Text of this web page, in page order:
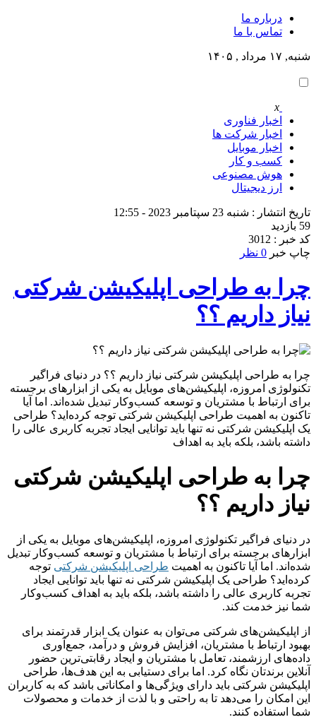
درباره ما
تماس با ما
شنبه, ۱۷ مرداد , ۱۴۰۵
x
اخبار فناوری
اخبار شرکت ها
اخبار موبایل
کسب و کار
هوش مصنوعی
ارز دیجیتال
تاریخ انتشار : شنبه 23 سپتامبر 2023 - 12:55
59 بازدید
کد خبر : 3012
چاپ خبر 0 نظر
چرا به طراحی اپلیکیشن‌ شرکتی
نیاز داریم ؟؟
چرا به طراحی اپلیکیشن‌ شرکتی نیاز داریم ؟؟ در دنیای فراگیر
تکنولوژی امروزه، اپلیکیشن‌های موبایل به یکی از ابزارهای برجسته
برای ارتباط با مشتریان و توسعه کسب‌وکار تبدیل شده‌اند. اما آیا
تاکنون به اهمیت طراحی اپلیکیشن شرکتی توجه کرده‌اید؟ طراحی
یک اپلیکیشن شرکتی نه تنها باید توانایی ایجاد تجربه کاربری عالی را
داشته باشد، بلکه باید به اهداف
چرا به طراحی اپلیکیشن‌ شرکتی
نیاز داریم ؟؟
در دنیای فراگیر تکنولوژی امروزه، اپلیکیشن‌های موبایل به یکی از
ابزارهای برجسته برای ارتباط با مشتریان و توسعه کسب‌وکار تبدیل
شده‌اند. اما آیا تاکنون به اهمیت طراحی اپلیکیشن شرکتی توجه
کرده‌اید؟ طراحی یک اپلیکیشن شرکتی نه تنها باید توانایی ایجاد
تجربه کاربری عالی را داشته باشد، بلکه باید به اهداف کسب‌وکار
شما نیز خدمت کند.
از اپلیکیشن‌های شرکتی می‌توان به عنوان یک ابزار قدرتمند برای
بهبود ارتباط با مشتریان، افزایش فروش و درآمد، جمع‌آوری
داده‌های ارزشمند، تعامل با مشتریان و ایجاد رقابتی‌ترین حضور
آنلاین برندتان نگاه کرد. اما برای دستیابی به این هدف‌ها، طراحی
اپلیکیشن شرکتی باید دارای ویژگی‌ها و امکاناتی باشد که به کاربران
این امکان را می‌دهد تا به راحتی و با لذت از خدمات و محصولات
شما استفاده کنند.